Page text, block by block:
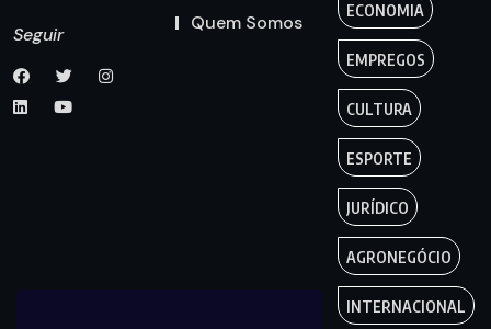
Seguir
Quem Somos
ECONOMIA
EMPREGOS
CULTURA
ESPORTE
JURÍDICO
AGRONEGÓCIO
INTERNACIONAL